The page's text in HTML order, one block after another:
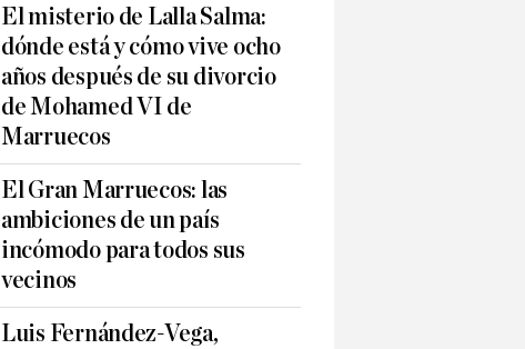
El misterio de Lalla Salma:
dónde está y cómo vive ocho
años después de su divorcio
de Mohamed VI de
Marruecos
El Gran Marruecos: las
ambiciones de un país
incómodo para todos sus
vecinos
Luis Fernández-Vega,